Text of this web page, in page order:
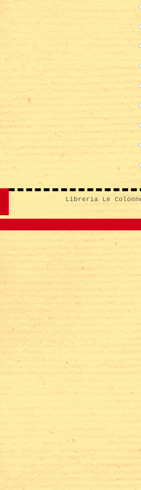
Libreria Le